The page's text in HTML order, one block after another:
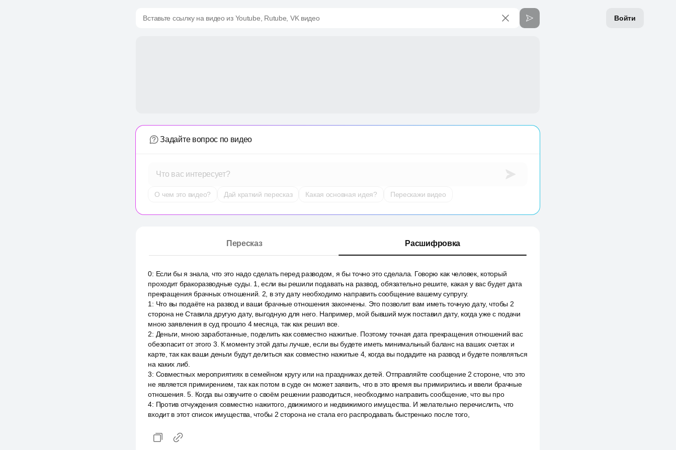
Войти
Вставьте ссылку на видео из Youtube, Rutube, VK видео
Задайте вопрос по видео
Что вас интересует?
О чем это видео? Дай краткий пересказ Какая основная идея? Перескажи видео
Пересказ Расшифровка
0: Если бы я знала, что это надо сделать перед разводом, я бы точно это сделала. Говорю как человек, который
проходит бракоразводные суды. 1, если вы решили подавать на развод, обязательно решите, какая у вас будет дата
прекращения брачных отношений. 2, в эту дату необходимо направить сообщение вашему супругу.
1 : Что вы подаёте на развод и ваши брачные отношения закончены. Это позволит вам иметь точную дату, чтобы 2
сторона не Ставила другую дату, выгодную для него. Например, мой бывший муж поставил дату, когда уже с подачи
мною заявления в суд прошло 4 месяца, так как решил все.
2: Деньги, мною заработанные, поделить как совместно нажитые. Поэтому точная дата прекращения отношений вас
обезопасит от этого 3. К моменту этой даты лучше, если вы будете иметь минимальный баланс на ваших счетах и
карте, так как ваши деньги будут делиться как совместно нажитые 4, когда вы подадите на развод и будете появляться
на каких либ.
3: Совместных мероприятиях в семейном кругу или на праздниках детей. Отправляйте сообщение 2 стороне, что это
не является примирением, так как потом в суде он может заявить, что в это время вы примирились и ввели брачные
отношения. 5. Когда вы озвучите о своём решении разводиться, необходимо направить сообщение, что вы про
4: Против отчуждения совместно нажитого, движимого и недвижимого имущества. И желательно перечислить, что
входит в этот список имущества, чтобы 2 сторона не стала его распродавать быстренько после того,